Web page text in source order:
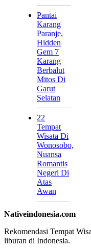
Pantai
Karang
Paranje,
Hidden
Gem 7
Karang
Berbalut
Mitos Di
Garut
Selatan
22
Tempat
Wisata Di
Wonosobo,
Nuansa
Romantis
Negeri Di
Atas
Awan
Nativeindonesia.com
Rekomendasi Tempat
liburan di Indonesia.